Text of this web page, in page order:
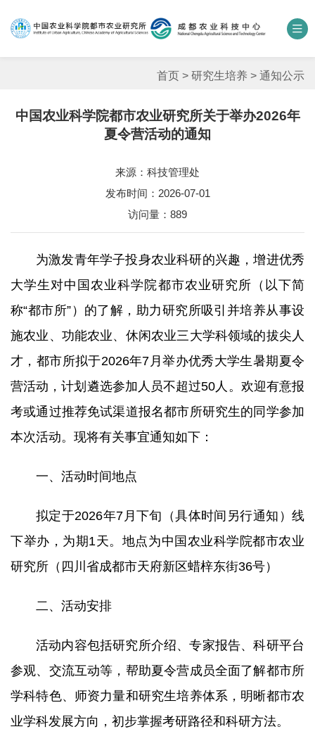
中国农业科学院 科研期刊
单位概况
科学研究
平台基地
研究生培养
成果转化
党建文化
农科研学
园区服务
首页 > 研究生培养 > 通知公示
中国农业科学院都市农业研究所关于举办2026年
夏令营活动的通知
来源：科技管理处
发布时间：2026-07-01
访问量： 889
为激发青年学子投身农业科研的兴趣，增进优秀
大学生对中国农业科学院都市农业研究所（以下简
称“都市所”）的了解，助力研究所吸引并培养从事设
施农业、功能农业、休闲农业三大学科领域的拔尖人
才，都市所拟于2026年7月举办优秀大学生暑期夏令
营活动，计划遴选参加人员不超过50人。欢迎有意报
考或通过推荐免试渠道报名都市所研究生的同学参加
本次活动。现将有关事宜通知如下：
一、活动时间地点
拟定于2026年7月下旬（具体时间另行通知）线
下举办，为期1天。地点为中国农业科学院都市农业
研究所（四川省成都市天府新区蜡梓东街36号）
二、活动安排
活动内容包括研究所介绍、专家报告、科研平台
参观、交流互动等，帮助夏令营成员全面了解都市所
学科特色、师资力量和研究生培养体系，明晰都市农
业学科发展方向，初步掌握考研路径和科研方法。